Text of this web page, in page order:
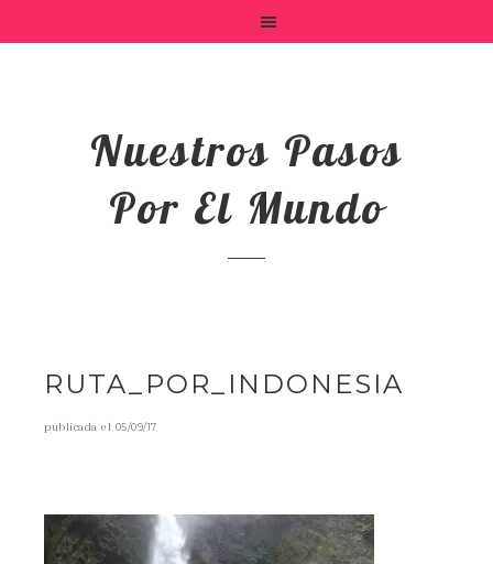
Nuestros Pasos
Por El Mundo
RUTA_POR_INDONESIA
publicada el 05/09/17